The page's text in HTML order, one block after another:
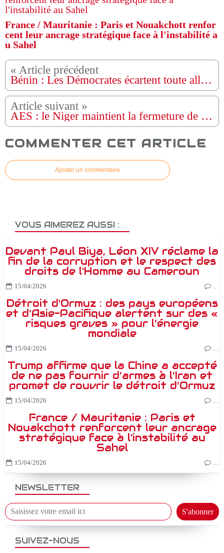
France / Mauritanie : Paris et Nouakchott renfor
cent leur ancrage stratégique face à l'instabilité a
u Sahel
Bénin : Les Démocrates écartent toute alliance pour les législatives
AES : le Niger maintient la fermeture de sa frontière avec le Bénin
COMMENTER CET ARTICLE
Ajouter un commentaire
NEWSLETTER
SUIVEZ-NOUS
VOUS AIMEREZ AUSSI :
Devant Paul Biya, Léon XIV réclame la
fin de la corruption et le respect des
droits de l'Homme au Cameroun
15/04/2026 …
Détroit d'Ormuz : des pays européens
et d’Asie-Pacifique alertent sur des «
risques graves » pour l’énergie
mondiale
15/04/2026 …
Trump affirme que la Chine a accepté
de ne pas fournir d’armes à l’Iran et
promet de rouvrir le détroit d’Ormuz
15/04/2026 …
France / Mauritanie : Paris et
Nouakchott renforcent leur ancrage
stratégique face à l'instabilité au
Sahel
15/04/2026 …